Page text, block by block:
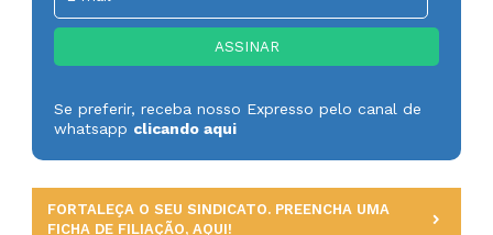
Se preferir, receba nosso Expresso pelo canal de
whatsapp clicando aqui
FORTALEÇA O SEU SINDICATO. PREENCHA UMA
FICHA DE FILIAÇÃO, AQUI!